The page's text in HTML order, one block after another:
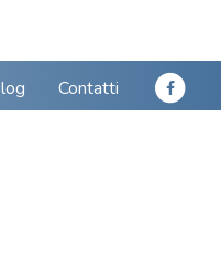
Contatti